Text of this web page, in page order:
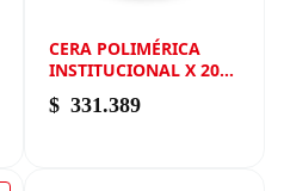
CERA POLIMÉRICA
INSTITUCIONAL X 20
LITROS
$ 331.389